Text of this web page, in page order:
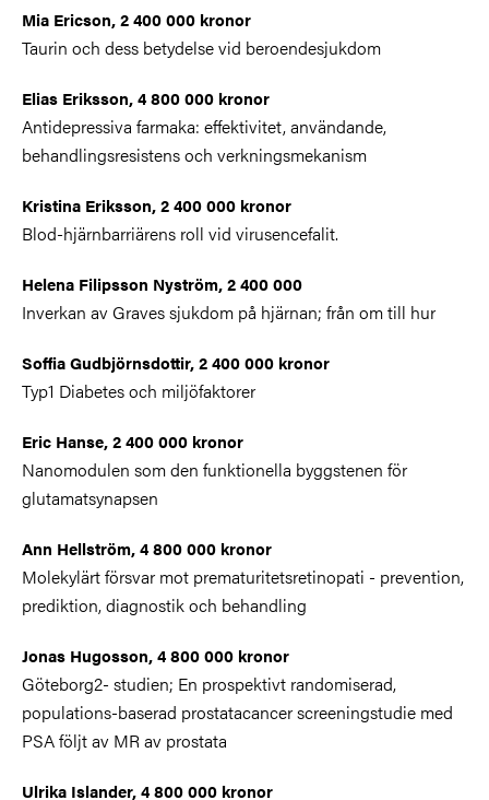
Mia Ericson, 2 400 000 kronor
Taurin och dess betydelse vid beroendesjukdom
Elias Eriksson, 4 800 000 kronor
Antidepressiva farmaka: effektivitet, användande,
behandlingsresistens och verkningsmekanism
Kristina Eriksson, 2 400 000 kronor
Blod-hjärnbarriärens roll vid virusencefalit.
Helena Filipsson Nyström, 2 400 000
Inverkan av Graves sjukdom på hjärnan; från om till hur
Soffia Gudbjörnsdottir, 2 400 000 kronor
Typ1 Diabetes och miljöfaktorer
Eric Hanse, 2 400 000 kronor
Nanomodulen som den funktionella byggstenen för
glutamatsynapsen
Ann Hellström, 4 800 000 kronor
Molekylärt försvar mot prematuritetsretinopati - prevention,
prediktion, diagnostik och behandling
Jonas Hugosson, 4 800 000 kronor
Göteborg2- studien; En prospektivt randomiserad,
populations-baserad prostatacancer screeningstudie med
PSA följt av MR av prostata
Ulrika Islander, 4 800 000 kronor